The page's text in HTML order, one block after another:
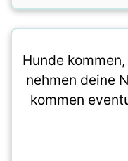
Hunde
nehmen deine
kommen